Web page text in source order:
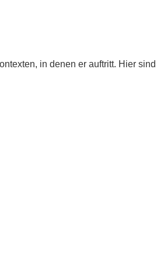
in denen er auftritt. Hier sind